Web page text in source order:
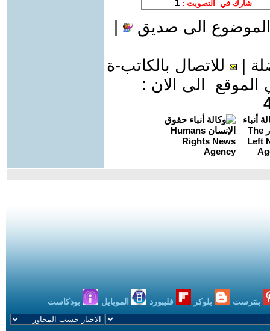
الى صديق
للاتصال بالكاتب-ة
الى الان :
بنترست بلوكر فليبورد الموبايل بودكاست